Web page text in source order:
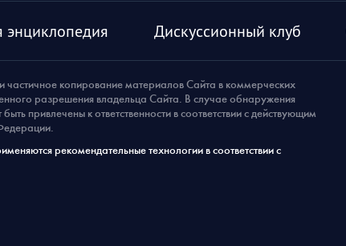
Дискуссионный клуб
копирование материалов Сайта в коммерческих
разрешения владельца Сайта. В случае обнаружения
привлечены к ответственности в соответствии с действующим
рекомендательные технологии в соответствии с